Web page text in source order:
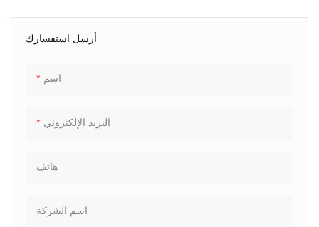
أرسل استفسارك
اسم
البريد الإلكتروني
هاتف
اسم الشركة